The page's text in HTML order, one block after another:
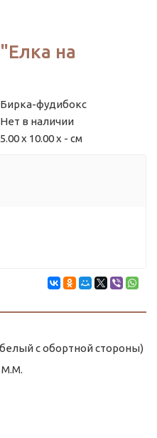
на
Бирка-фудибокс
Нет в наличии
5.00 x 10.00 x - см
с обортной стороны)
М.М.